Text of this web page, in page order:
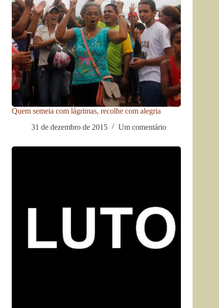
Quem semeia com lágrimas, recolhe com alegria
31 de dezembro de 2015
Um comentário